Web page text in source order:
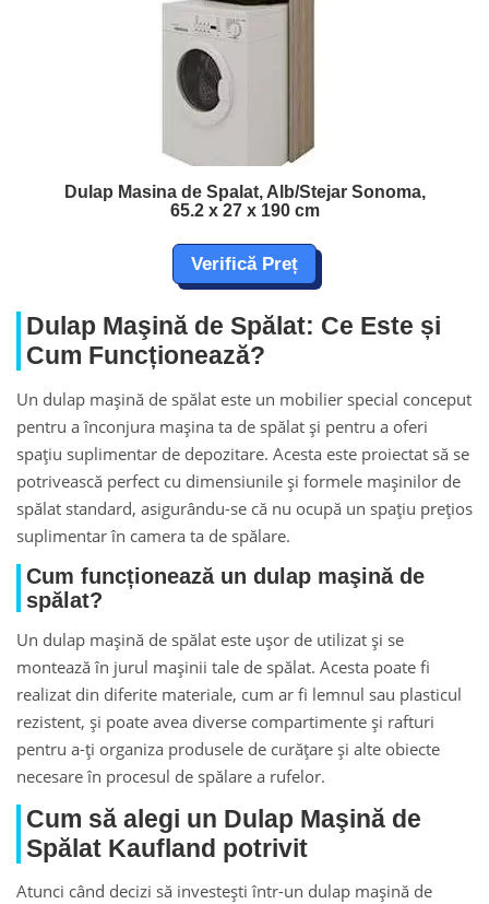
Dulap Masina de Spalat, Alb/Stejar Sonoma,
65.2 x 27 x 190 cm
Verifică Preț
Dulap Maşină de Spălat: Ce Este și
Cum Funcționează?
Un dulap maşină de spălat este un mobilier special conceput
pentru a înconjura mașina ta de spălat și pentru a oferi
spațiu suplimentar de depozitare. Acesta este proiectat să se
potrivească perfect cu dimensiunile și formele mașinilor de
spălat standard, asigurându-se că nu ocupă un spațiu prețios
suplimentar în camera ta de spălare.
Cum funcționează un dulap maşină de
spălat?
Un dulap maşină de spălat este ușor de utilizat și se
montează în jurul mașinii tale de spălat. Acesta poate fi
realizat din diferite materiale, cum ar fi lemnul sau plasticul
rezistent, și poate avea diverse compartimente și rafturi
pentru a-ți organiza produsele de curățare și alte obiecte
necesare în procesul de spălare a rufelor.
Cum să alegi un Dulap Maşină de
Spălat Kaufland potrivit
Atunci când decizi să investești într-un dulap maşină de